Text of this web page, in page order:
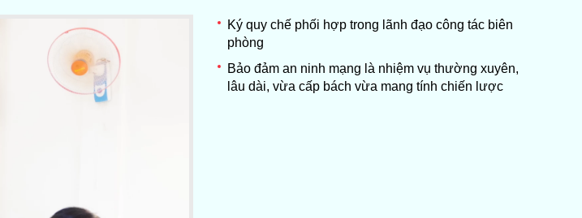
Ký quy chế phối hợp trong lãnh đạo công tác biên
phòng
Bảo đảm an ninh mạng là nhiệm vụ thường xuyên,
lâu dài, vừa cấp bách vừa mang tính chiến lược